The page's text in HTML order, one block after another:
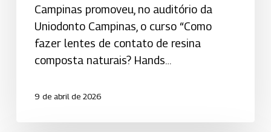
Campinas promoveu, no auditório da
Uniodonto Campinas, o curso “Como
fazer lentes de contato de resina
composta naturais? Hands…
9 de abril de 2026